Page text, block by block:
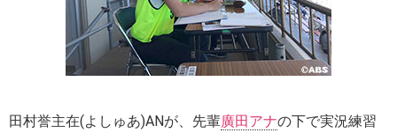
田村誉主在(よしゅあ)ANが、先輩廣田アナの下で実況練習